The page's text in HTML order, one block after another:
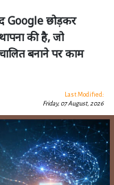
Google छोड़कर
की है, जो
बनाने पर काम
Last Modified:
Friday, 07 August, 2026